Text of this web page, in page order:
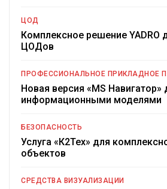
ЦОД
Комплексное решение YADRO
ЦОДов
ПРОФЕССИОНАЛЬНОЕ ПРИКЛАДНОЕ
Новая версия «MS
информационными моделями
БЕЗОПАСНОСТЬ
Услуга «К2Тех» для
объектов
СРЕДСТВА ВИЗУАЛИЗАЦИИ